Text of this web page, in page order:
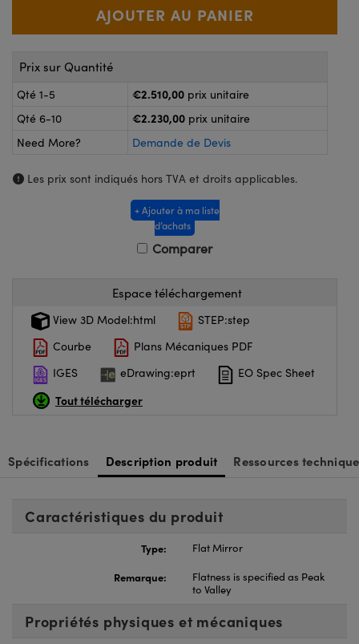
de Poche ou à Mesure Directe
: Microscopie
Optiques de SCHOTT
Prix sur Quantité
Qté 1-5 €2.510,00 prix unitaire
Qté 6-10
€2.230,00 prix unitaire
Need More?
Demande de Devis
Les prix sont indiqués hors TVA et droits applicables.
+ Ajouter à ma liste
d’achats
Comparer
Espace téléchargement
View 3D Model:html
STEP:step
Courbe
Plans Mécaniques PDF
IGES
eDrawing:eprt EO Spec Sheet
Tout télécharger
Spécifications Description produit Ressources
Caractéristiques du produit
Type:
Flat Mirror
Remarque:
Flatness is specified as Peak
to Valley
Propriétés physiques et mécaniques